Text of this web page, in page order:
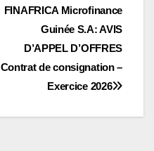
FINAFRICA Microfinance
Guinée S.A: AVIS
D’APPEL D’OFFRES
Contrat de consignation –
Exercice 2026